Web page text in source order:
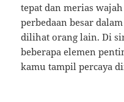
tepat dan merias
perbedaan besar
dilihat orang lain. Di
beberapa elemen
kamu tampil percaya